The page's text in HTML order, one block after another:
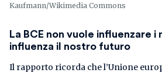
Kaufmann/Wikimedia Commons
La BCE non vuole influenzare
influenza il nostro futuro
Il rapporto ricorda che l’Unione